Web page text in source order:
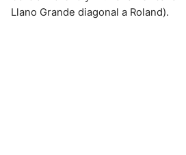
Llano Grande diagonal a Roland).